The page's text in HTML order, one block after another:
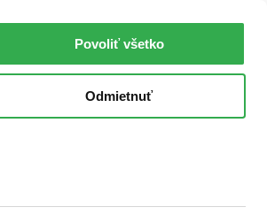
Povoliť všetko
Odmietnuť